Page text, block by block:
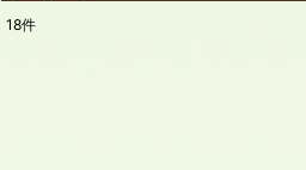
18件